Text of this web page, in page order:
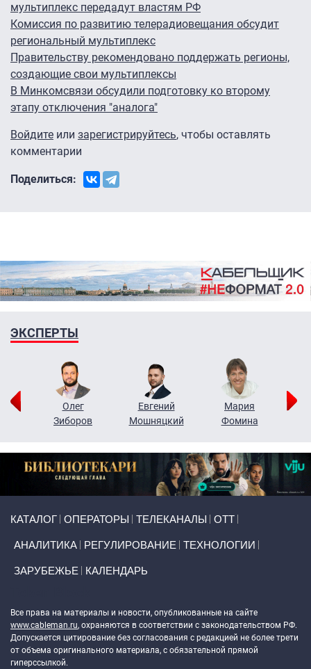
мультиплекс передадут властям РФ
Комиссия по развитию телерадиовещания обсудит
региональный мультиплекс
Правительству рекомендовано поддержать регионы,
создающие свои мультиплексы
В Минкомсвязи обсудили подготовку ко второму
этапу отключения "аналога"
Войдите или зарегистрируйтесь, чтобы оставлять
комментарии
Поделиться:
ЭКСПЕРТЫ
Олег
Зиборов
Евгений
Мошняцкий
Мария
Фомина
КАТАЛОГ ОПЕРАТОРЫ ТЕЛЕКАНАЛЫ ОТТ
АНАЛИТИКА РЕГУЛИРОВАНИЕ ТЕХНОЛОГИИ
ЗАРУБЕЖЬЕ КАЛЕНДАРЬ
Все права на материалы и новости, опубликованные на сайте
www.cableman.ru, охраняются в соответствии с законодательством РФ.
Допускается цитирование без согласования с редакцией не более трети
от объема оригинального материала, с обязательной прямой
гиперссылкой.